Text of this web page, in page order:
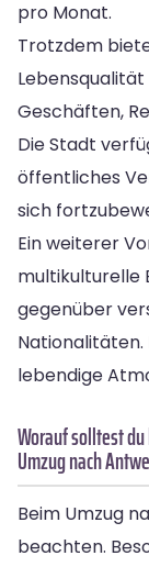
pro Monat.
Trotzdem
Geschäften,
Die Stadt
öffentliches
sich
Ein weiterer
multikulturelle
gegenüber
lebendige
Worauf solltest
Umzug nach
Beim Umzug
beachten.